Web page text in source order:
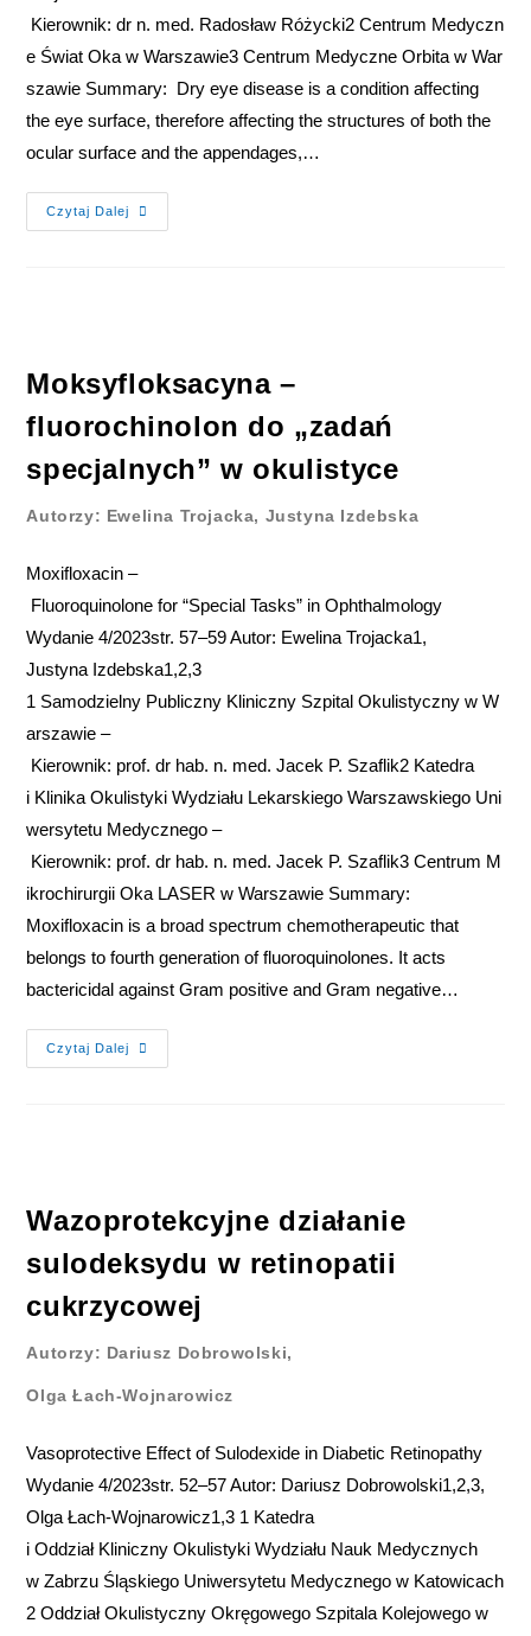
Kierownik: dr n. med. Radosław Różycki2 Centrum Medyczn
e Świat Oka w Warszawie3 Centrum Medyczne Orbita w War
szawie Summary: Dry eye disease is a condition affecting
the eye surface, therefore affecting the structures of both the
ocular surface and the appendages,…
Czytaj Dalej
Moksyfloksacyna –
fluorochinolon do „zadań
specjalnych” w okulistyce
Autorzy: Ewelina Trojacka, Justyna Izdebska
Moxifloxacin –
Fluoroquinolone for “Special Tasks” in Ophthalmology
Wydanie 4/2023str. 57–59 Autor: Ewelina Trojacka1,
Justyna Izdebska1,2,3
1 Samodzielny Publiczny Kliniczny Szpital Okulistyczny w W
arszawie –
Kierownik: prof. dr hab. n. med. Jacek P. Szaflik2 Katedra
i Klinika Okulistyki Wydziału Lekarskiego Warszawskiego Uni
wersytetu Medycznego –
Kierownik: prof. dr hab. n. med. Jacek P. Szaflik3 Centrum M
ikrochirurgii Oka LASER w Warszawie Summary:
Moxifloxacin is a broad spectrum chemotherapeutic that
belongs to fourth generation of fluoroquinolones. It acts
bactericidal against Gram positive and Gram negative…
Czytaj Dalej
Wazoprotekcyjne działanie
sulodeksydu w retinopatii
cukrzycowej
Autorzy: Dariusz Dobrowolski,
Olga Łach‑Wojnarowicz
Vasoprotective Effect of Sulodexide in Diabetic Retinopathy
Wydanie 4/2023str. 52–57 Autor: Dariusz Dobrowolski1,2,3,
Olga Łach‑Wojnarowicz1,3 1 Katedra
i Oddział Kliniczny Okulistyki Wydziału Nauk Medycznych
w Zabrzu Śląskiego Uniwersytetu Medycznego w Katowicach
2 Oddział Okulistyczny Okręgowego Szpitala Kolejowego w